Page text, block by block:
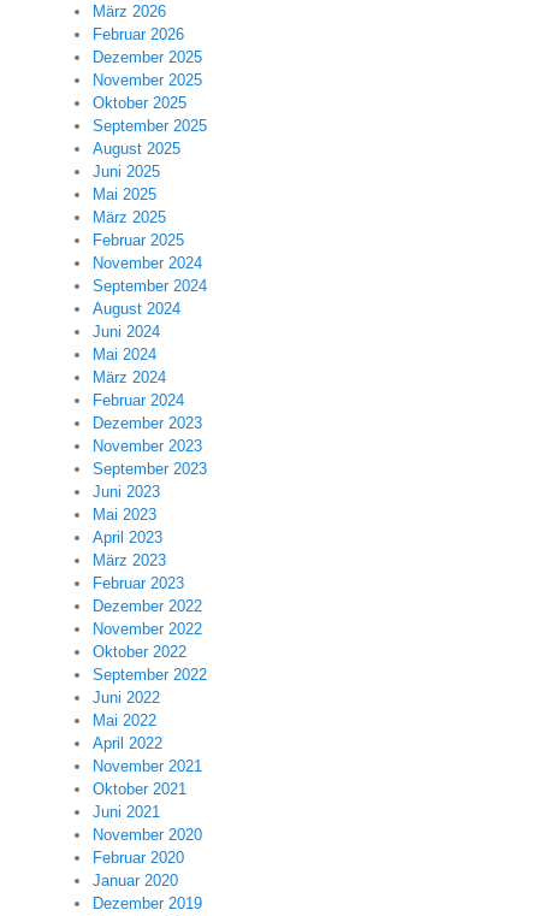
März 2026
Februar 2026
Dezember 2025
November 2025
Oktober 2025
September 2025
August 2025
Juni 2025
Mai 2025
März 2025
Februar 2025
November 2024
September 2024
August 2024
Juni 2024
Mai 2024
März 2024
Februar 2024
Dezember 2023
November 2023
September 2023
Juni 2023
Mai 2023
April 2023
März 2023
Februar 2023
Dezember 2022
November 2022
Oktober 2022
September 2022
Juni 2022
Mai 2022
April 2022
November 2021
Oktober 2021
Juni 2021
November 2020
Februar 2020
Januar 2020
Dezember 2019